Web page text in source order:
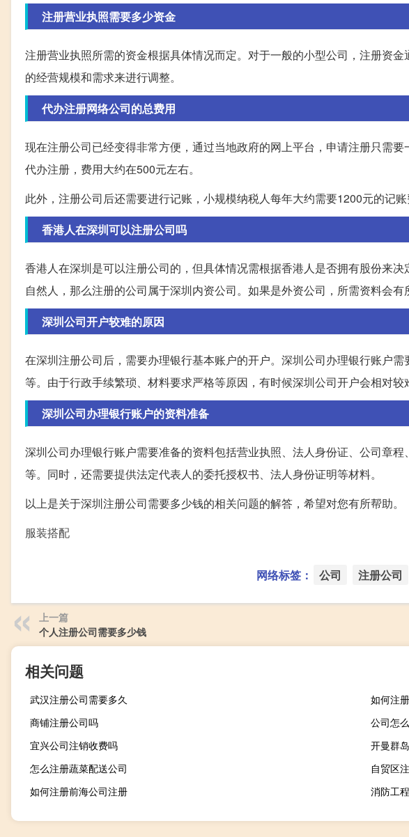
注册营业执照需要多少资金
注册营业执照所需的资金根据具体情况而定。对于一般的小型公司，注册资
的经营规模和需求来进行调整。
代办注册网络公司的总费用
现在注册公司已经变得非常方便，通过当地政府的网上平台，申请注册只需
代办注册，费用大约在500元左右。
此外，注册公司后还需要进行记账，小规模纳税人每年大约需要1200元的记
香港人在深圳可以注册公司吗
香港人在深圳是可以注册公司的，但具体情况需根据香港人是否拥有股份来
自然人，那么注册的公司属于深圳内资公司。如果是外资公司，所需资料会有
深圳公司开户较难的原因
在深圳注册公司后，需要办理银行基本账户的开户。深圳公司办理银行账户
等。由于行政手续繁琐、材料要求严格等原因，有时候深圳公司开户会相对较
深圳公司办理银行账户的资料准备
深圳公司办理银行账户需要准备的资料包括营业执照、法人身份证、公司章
等。同时，还需要提供法定代表人的委托授权书、法人身份证明等材料。
以上是关于深圳注册公司需要多少钱的相关问题的解答，希望对您有所帮助。
服装搭配
网络标签： 公司 注册公司
上一篇
个人注册公司需要多少钱
相关问题
武汉注册公司需要多久
如何注
商铺注册公司吗
公司怎
宜兴公司注销收费吗
开曼群
怎么注册蔬菜配送公司
自贸区
如何注册前海公司注册
消防工